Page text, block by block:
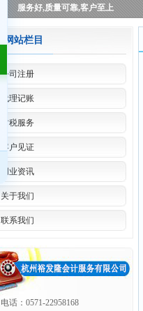
服务好,质量可靠,客户至上
网站栏目
公司注册
代理记账
财税服务
客户见证
创业资讯
关于我们
联系我们
电话：0571-22958168